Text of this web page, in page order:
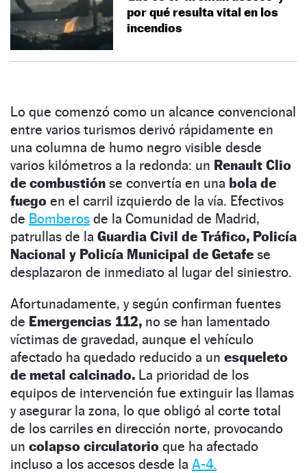
por qué resulta vital en los
incendios
Lo que comenzó como un alcance convencional
entre varios turismos derivó rápidamente en
una columna de humo negro visible desde
varios kilómetros a la redonda: un Renault Clio
de combustión se convertía en una bola de
fuego en el carril izquierdo de la vía. Efectivos
de Bomberos de la Comunidad de Madrid,
patrullas de la Guardia Civil de Tráfico, Policía
Nacional y Policía Municipal de Getafe se
desplazaron de inmediato al lugar del siniestro.
Afortunadamente, y según confirman fuentes
de Emergencias 112, no se han lamentado
víctimas de gravedad, aunque el vehículo
afectado ha quedado reducido a un esqueleto
de metal calcinado. La prioridad de los
equipos de intervención fue extinguir las llamas
y asegurar la zona, lo que obligó al corte total
de los carriles en dirección norte, provocando
un colapso circulatorio que ha afectado
incluso a los accesos desde la A-4.